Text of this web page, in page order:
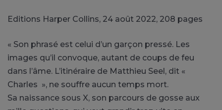
Editions Harper Collins, 24 août 2022, 208 pages
« Son phrasé est celui d’un garçon pressé. Les
images qu’il convoque, autant de coups de feu
dans l’âme. L’itinéraire de Matthieu Seel, dit «
Charles », ne souffre aucun temps mort.
Sa naissance sous X, son parcours de gosse aux